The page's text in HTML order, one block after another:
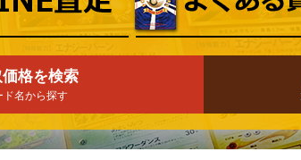
格を検索
ド名から探す